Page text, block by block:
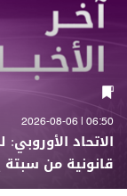
06:50 | 2026-08-06
الاتحاد
قانونية من سبتة